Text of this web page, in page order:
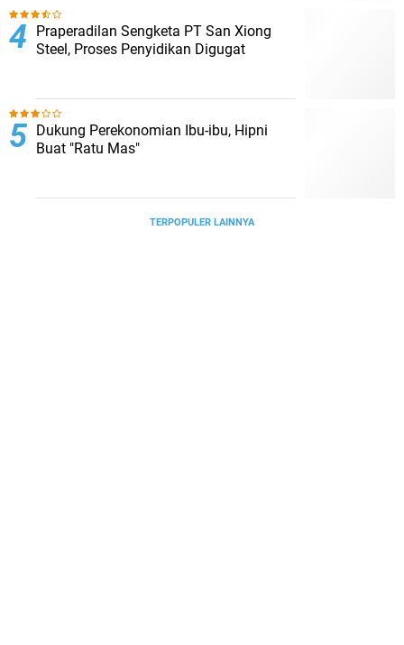
Praperadilan Sengketa PT San Xiong
Steel, Proses Penyidikan Digugat
Dukung Perekonomian Ibu-ibu, Hipni
Buat "Ratu Mas"
TERPOPULER LAINNYA